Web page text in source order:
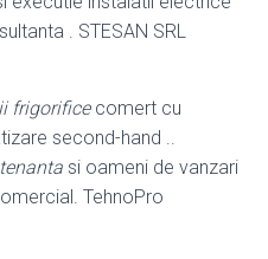
. STESAN SRL
frigorificecomert cu
second-hand ..
si oameni de vanzari
TehnoPro